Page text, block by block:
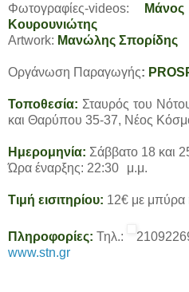
Φωτογραφίες-videos:
Κουρουνιώτης
Artwork: Μανώλης Σπορίδης
Οργάνωση Παραγωγής:
Τοποθεσία: Σταυρός του
και Θαρύπου 35-37, Νέος
Ημερομηνία: Σάββατο 18 και
Ώρα έναρξης: 22:30 μ.μ.
Τιμή εισιτηρίου: 12€ με μπύρα
Πληροφορίες: Τηλ.:
www.stn.gr